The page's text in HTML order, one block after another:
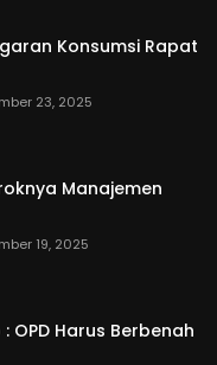
Konsumsi Rapat
23, 2025
Manajemen
19, 2025
OPD Harus Berbenah